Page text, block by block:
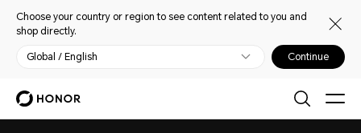
Choose your country or region to see content related to you and
shop directly.
Global / English Continue